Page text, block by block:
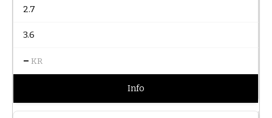
2.7
3.6
– KR
Info